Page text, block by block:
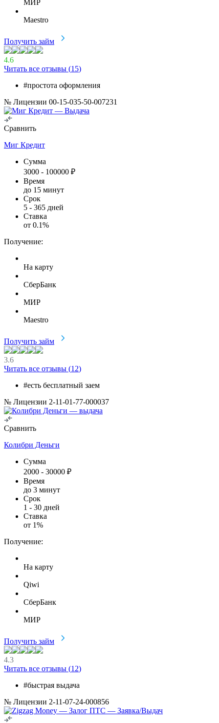
МИР
Maestro
Получить займ
4.6
Читать все отзывы (15)
#простота оформления
№ Лицензии 00-15-035-50-007231
Сравнить
Миг Кредит
Сумма
3000 - 100000 ₽
Время
до 15 минут
Срок
5 - 365 дней
Ставка
от 0.1%
Получение:
На карту
СберБанк
МИР
Maestro
Получить займ
3.6
Читать все отзывы (12)
#есть бесплатный заем
№ Лицензии 2-11-01-77-000037
Сравнить
Колибри Деньги
Сумма
2000 - 30000 ₽
Время
до 3 минут
Срок
1 - 30 дней
Ставка
от 1%
Получение:
На карту
Qiwi
СберБанк
МИР
Получить займ
4.3
Читать все отзывы (12)
#быстрая выдача
№ Лицензии 2-11-07-24-000856